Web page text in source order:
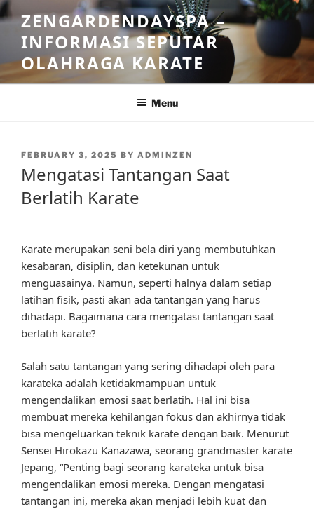
Skip
to
content
ZENGARDENDAYSPA –
INFORMASI SEPUTAR
OLAHRAGA KARATE
Menu
POSTED
FEBRUARY 3, 2025 BY ADMINZEN
Mengatasi Tantangan Saat
Berlatih Karate
Karate merupakan seni bela diri yang membutuhkan
kesabaran, disiplin, dan ketekunan untuk
menguasainya. Namun, seperti halnya dalam setiap
latihan fisik, pasti akan ada tantangan yang harus
dihadapi. Bagaimana cara mengatasi tantangan saat
berlatih karate?
Salah satu tantangan yang sering dihadapi oleh para
karateka adalah ketidakmampuan untuk
mengendalikan emosi saat berlatih. Hal ini bisa
membuat mereka kehilangan fokus dan akhirnya tidak
bisa mengeluarkan teknik karate dengan baik. Menurut
Sensei Hirokazu Kanazawa, seorang grandmaster karate
Jepang, “Penting bagi seorang karateka untuk bisa
mengendalikan emosi mereka. Dengan mengatasi
tantangan ini, mereka akan menjadi lebih kuat dan